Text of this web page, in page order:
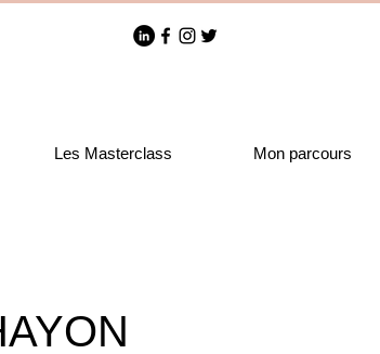
Les Masterclass Mon parcours